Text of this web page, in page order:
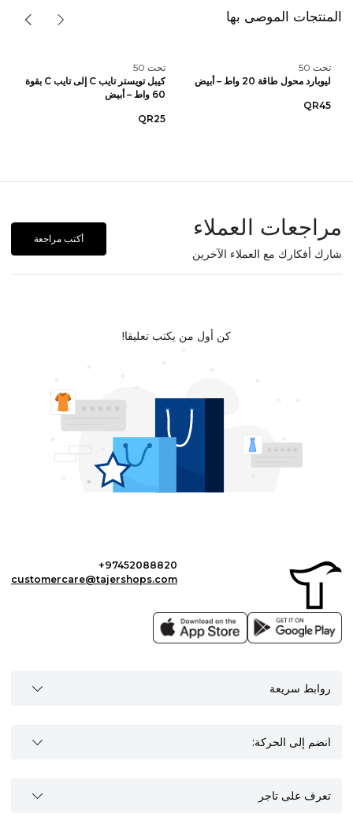
المنتجات الموصى بها
تحت 50
ليوبارد محول طاقة 20 واط – أبيض
QR45
تحت 50
كيبل تويستر تايب C إلى تايب C بقوة
60 واط – أبيض
QR25
مراجعات العملاء
شارك أفكارك مع العملاء الآخرين
أكتب مراجعة
كن أول من يكتب تعليقا!
+97452088820
customercare@tajershops.com
روابط سريعة
انضم إلى الحركة:
تعرف على تاجر